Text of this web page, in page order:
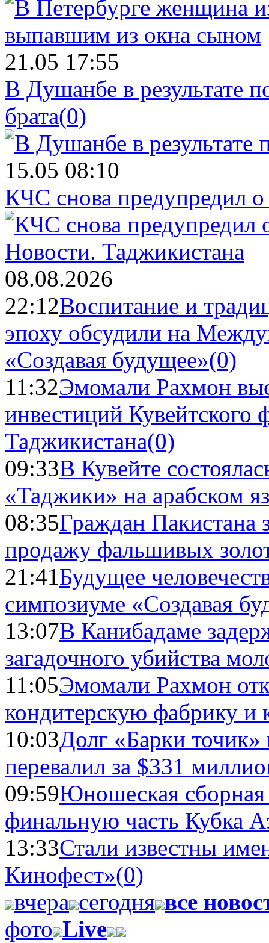
21.05 17:55
В Душанбе в результате
брата(0)
15.05 08:10
КЧС снова предупредил
Новости. Таджикистана
08.08.2026
22:12Воспитание и
эпоху обсудили на
«Создавая будущее»(0)
11:32Эмомали Рахмон
инвестиций Кувейтского
Таджикистана(0)
09:33В Кувейте
«Таджики» на арабском
08:35Граждан Пакистана
продажу фальшивых
21:41Будущее
симпозиуме «Создавая
13:07В Канибадаме
загадочного убийства
11:05Эмомали Рахмон
кондитерскую фабрику и
10:03Долг «Барки
перевалил за $331
09:59Юношеская
финальную часть Кубка
13:33Стали известны
Кинофест»(0)
вчера сегодня все
фото Live